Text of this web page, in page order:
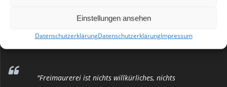
Einstellungen ansehen
DatenschutzerklärungDatenschutzerklärungImpressum
"Freimaurerei ist nichts willkürliches, nichts